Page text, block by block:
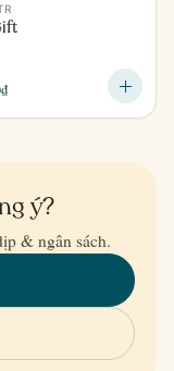
₫
ý?
& ngân sách.